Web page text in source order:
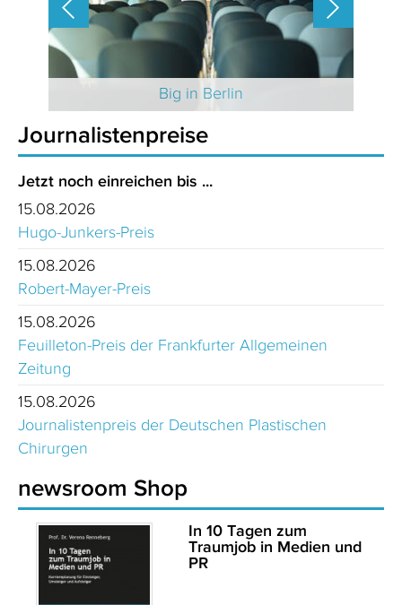
Big in Berlin
Journalistenpreise
Jetzt noch einreichen bis ...
15.08.2026
Hugo-Junkers-Preis
15.08.2026
Robert-Mayer-Preis
15.08.2026
Feuilleton-Preis der Frankfurter Allgemeinen
Zeitung
15.08.2026
Journalistenpreis der Deutschen Plastischen
Chirurgen
newsroom Shop
In 10 Tagen zum
Traumjob in Medien und
PR